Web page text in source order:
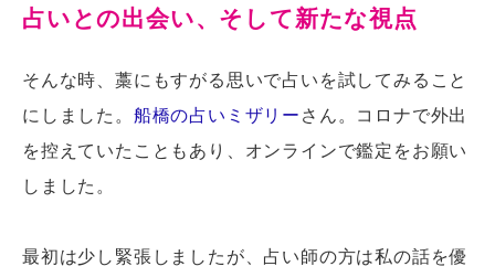
占いとの出会い、そして新たな視点
そんな時、藁にもすがる思いで占いを試してみること
にしました。 船橋の占いミザリーさん。コロナで外出
を控えていたこともあり、オンラインで鑑定をお願い
しました。
最初は少し緊張しましたが、占い師の方は私の話を優